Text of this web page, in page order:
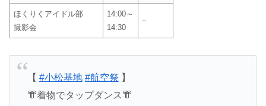
ほくりくアイドル部
撮影会
14:00～
14:30
–
【 #小松基地 #航空祭 】
👘着物でタップダンス👘